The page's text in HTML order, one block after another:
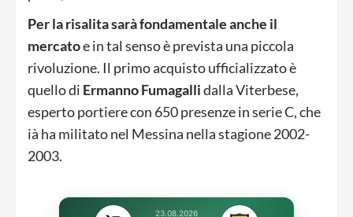
Per la risalita sarà fondamentale anche il
mercatoe in tal senso è prevista una piccola
rivoluzione. Il primo acquisto ufficializzato è
quello di Ermanno Fumagallidalla Viterbese,
esperto portiere con 650 presenze in serie C, che
ià ha militato nel Messina nella stagione 2002-
2003.
23.08.2026